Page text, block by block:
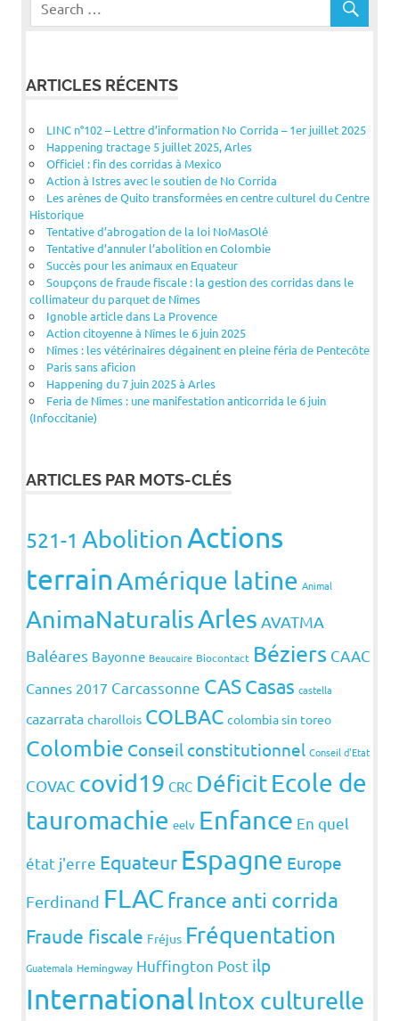
ARTICLES RÉCENTS
LINC n°102 – Lettre d’information No Corrida – 1er juillet 2025
Happening tractage 5 juillet 2025, Arles
Officiel : fin des corridas à Mexico
Action à Istres avec le soutien de No Corrida
Les arènes de Quito transformées en centre culturel du Centre
Historique
Tentative d’abrogation de la loi NoMasOlé
Tentative d’annuler l’abolition en Colombie
Succès pour les animaux en Equateur
Soupçons de fraude fiscale : la gestion des corridas dans le
collimateur du parquet de Nîmes
Ignoble article dans La Provence
Action citoyenne à Nîmes le 6 juin 2025
Nîmes : les vétérinaires dégainent en pleine féria de Pentecôte
Paris sans aficion
Happening du 7 juin 2025 à Arles
Feria de Nîmes : une manifestation anticorrida le 6 juin
(Infoccitanie)
ARTICLES PAR MOTS-CLÉS
521-1 AbolitionActions
terrainAmérique latine Animal
AnimaNaturalisArles AVATMA
Baléares Bayonne Beaucaire Biocontact Béziers CAAC
Cannes 2017 Carcassonne CASCasas castella
cazarrata charollois COLBAC colombia sin toreo
Colombie Conseil constitutionnel Conseil d'Etat
COVAC covid19 CRC DéficitEcole de
tauromachie eelv Enfance En quel
état j'erre Equateur Espagne Europe
Ferdinand FLAC france anti corrida
Fraude fiscale Fréjus Fréquentation
Guatemala Hemingway Huffington Post ilp
International Intox culturelle